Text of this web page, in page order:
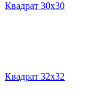
Квадрат 30х30
Квадрат 32х32